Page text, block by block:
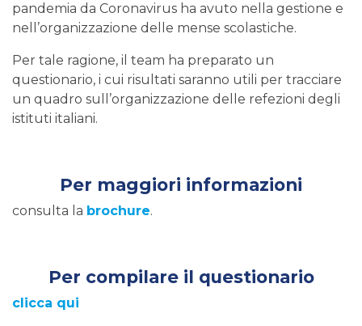
pandemia da Coronavirus ha avuto nella gestione e
nell’organizzazione delle mense scolastiche.
Per tale ragione, il team ha preparato un
questionario, i cui risultati saranno utili per tracciare
un quadro sull’organizzazione delle refezioni degli
istituti italiani.
Per maggiori informazioni
consulta la brochure.
Per compilare il questionario
clicca qui